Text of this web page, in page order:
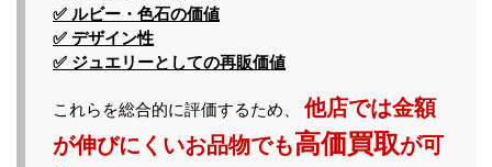
✅ ルビー・色石の価値
✅ デザイン性
✅ ジュエリーとしての再販価値
これらを総合的に評価するため、 他店では金額
が伸びにくいお品物でも高価買取が可